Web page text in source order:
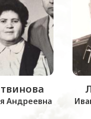
Андреевна